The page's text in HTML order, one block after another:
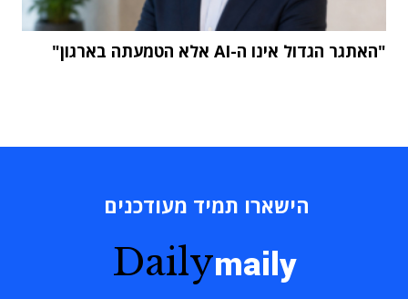
"האתגר הגדול אינו ה-AI אלא הטמעתה בארגון"
הישארו תמיד מעודכנים
Dailymaily